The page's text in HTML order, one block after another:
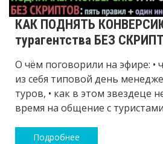
КАК ПОДНЯТЬ
турагентства БЕЗ
О чём поговорили на эфире: •
из себя типовой день
туров, • как в этом звездеце
время на общение с
Подробнее